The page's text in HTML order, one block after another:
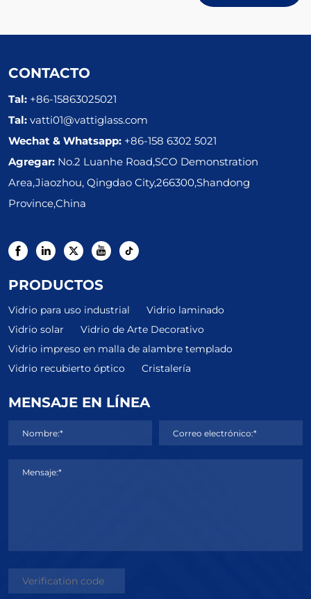
CONTACTO
Tal: +86-15863025021
Tal: vatti01@vattiglass.com
Wechat & Whatsapp: +86-158 6302 5021
Agregar: No.2 Luanhe Road,SCO Demonstration
Area,Jiaozhou, Qingdao City,266300,Shandong
Province,China
PRODUCTOS
Vidrio para uso industrial
Vidrio laminado
Vidrio solar
Vidrio de Arte Decorativo
Vidrio impreso en malla de alambre templado
Vidrio recubierto óptico
Cristalería
MENSAJE EN LÍNEA
Nombre:* Correo electrónico:*
Mensaje:*